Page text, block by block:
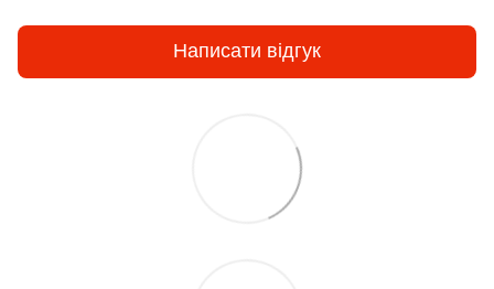
Написати відгук